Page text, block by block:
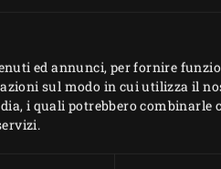
ed annunci, per fornire
sul modo in cui utilizza il
i quali potrebbero